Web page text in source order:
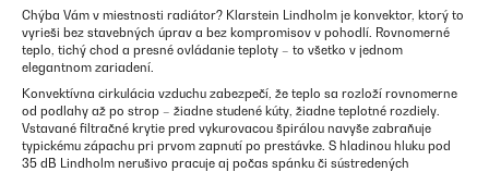
Chýba Vám v miestnosti radiátor? Klarstein Lindholm je konvektor, ktorý to
vyrieši bez stavebných úprav a bez kompromisov v pohodlí. Rovnomerné
teplo, tichý chod a presné ovládanie teploty – to všetko v jednom
elegantnom zariadení.
Konvektívna cirkulácia vzduchu zabezpečí, že teplo sa rozloží rovnomerne
od podlahy až po strop – žiadne studené kúty, žiadne teplotné rozdiely.
Vstavané filtračné krytie pred vykurovacou špirálou navyše zabraňuje
typickému zápachu pri prvom zapnutí po prestávke. S hladinou hluku pod
35 dB Lindholm nerušivo pracuje aj počas spánku či sústredených